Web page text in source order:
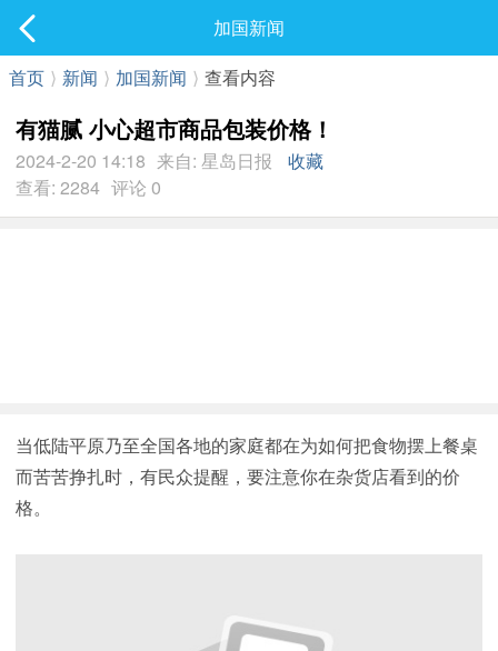
最新发表
加国新闻
首页 ⟩ 新闻 ⟩ 加国新闻 ⟩ 查看内容
有猫腻 小心超市商品包装价格！
2024-2-20 14:18 来自: 星岛日报
收藏
查看: 2284 评论 0
当低陆平原乃至全国各地的家庭都在为如何把食物摆上餐桌
而苦苦挣扎时，有民众提醒，要注意你在杂货店看到的价
格。